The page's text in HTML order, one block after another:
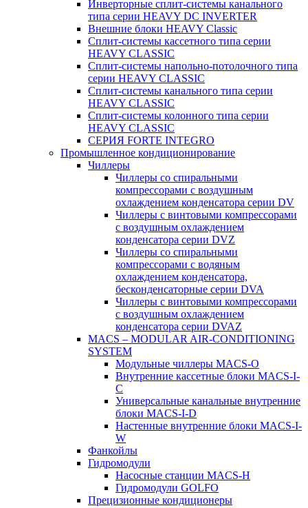
Инверторные сплит-системы канального
типа серии HEAVY DC INVERTER
Внешние блоки HEAVY Classic
Сплит-системы кассетного типа серии
HEAVY CLASSIC
Сплит-системы напольно-потолочного типа
серии HEAVY CLASSIC
Сплит-системы канального типа серии
HEAVY CLASSIC
Сплит-системы колонного типа серии
HEAVY CLASSIC
СЕРИЯ FORTE INTEGRO
Промышленное кондиционирование
Чиллеры
Чиллеры со спиральными
компрессорами с воздушным
охлаждением конденсатора серии DV
Чиллеры с винтовыми компрессорами
с воздушным охлаждением
конденсатора серии DVZ
Чиллеры со спиральными
компрессорами с водяным
охлаждением конденсатора,
бесконденсаторные серии DVA
Чиллеры с винтовыми компрессорами
с воздушным охлаждением
конденсатора серии DVAZ
MACS – MODULAR AIR-CONDITIONING
SYSTEM
Модульные чиллеры MACS-O
Внутренние кассетные блоки MACS-I-
C
Универсальные канальные внутренние
блоки MACS-I-D
Настенные внутренние блоки MACS-I-
W
Фанкойлы
Гидромодули
Насосные станции MACS-H
Гидромодули GOLFO
Прецизионные кондиционеры